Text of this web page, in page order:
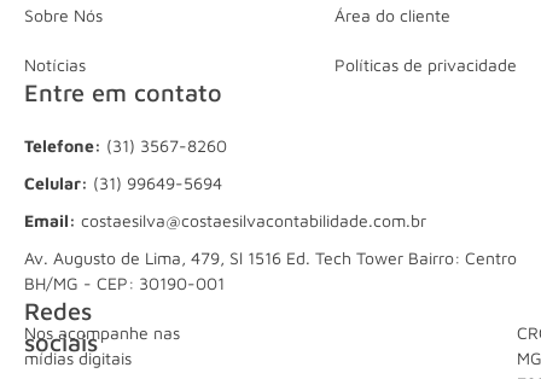
Sobre Nós
Notícias
Área do cliente
Políticas de privacidade
Entre em contato
Telefone: (31) 3567-8260
Celular: (31) 99649-5694
Email: costaesilva@costaesilvacontabilidade.com.br
Av. Augusto de Lima, 479, Sl 1516 Ed. Tech Tower Bairro: Centro
BH/MG - CEP: 30190-001
Redes
sociais
Nos acompanhe nas
mídias digitais
MG